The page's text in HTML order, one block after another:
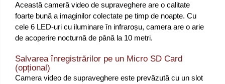
Această cameră video de supraveghere are o calitate
foarte bună a imaginilor colectate pe timp de noapte. Cu
cele 6 LED-uri cu iluminare în infraroșu, camera are o arie
de acoperire nocturnă de până la 10 metri.
Salvarea înregistrărilor pe un Micro SD Card
(opțional)
Camera video de supraveghere este prevăzută cu un slot